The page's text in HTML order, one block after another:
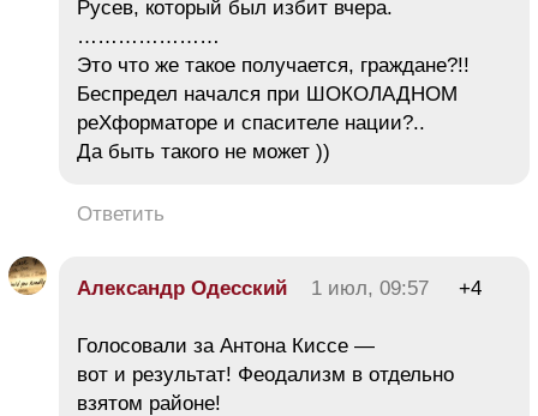
Русев, который был избит вчера.
…………………
Это что же такое получается, граждане?!!
Беспредел начался при ШОКОЛАДНОМ
реХформаторе и спасителе нации?..
Да быть такого не может ))
Ответить
Александр Одесский 1 июл, 09:57 +4
Голосовали за Антона Киссе —
вот и результат! Феодализм в отдельно
взятом районе!